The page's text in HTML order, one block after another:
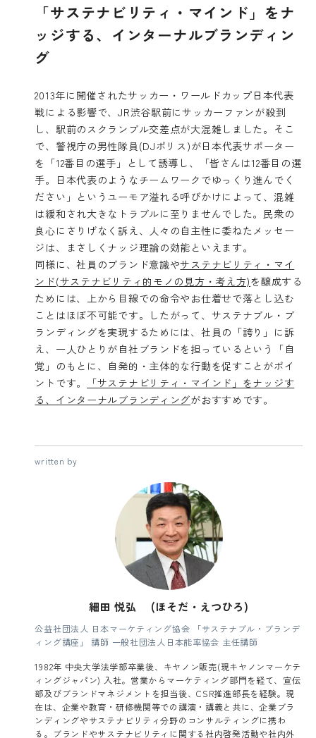
「サステナビリティ・マインド」をナ
ッジする、インターナルブランディン
グ
2013年に開催されたサッカー・ワールドカップ日本代表
戦による影響で、JR渋谷駅前にサッカーファンが殺到
し、駅前のスクランブル交差点が大混雑しました。そこ
で、警視庁の男性隊員(DJポリス)が日本代表サポーター
を「12番目の選手」として誘導し、「皆さんは12番目の選
手。日本代表のようなチームワークでゆっくり進んでく
ださい」というユーモア溢れる呼びかけによって、混雑
は緩和され大きなトラブルに至りませんでした。民衆の
良心にさりげなく訴え、人々の自主性に委ねたメッセー
ジは、まさしくナッジ理論の効能といえます。
同様に、社員のブランド意識やサステナビリティ・マイ
ンド(サステナビリティ的モノの見方・考え方)を醸成する
ためには、上から目線での命令やお仕着せで落とし込む
ことはほぼ不可能です。したがって、サステナブル・ブ
ランディングを実現するためには、社員の「誇り」に訴
え、一人ひとりが自社ブランドを担っているという「自
覚」のもとに、自発的・主体的な行動を促すことがポイ
ントです。
「サステナビリティ・マインド」をナッジす
る、インターナルブランディングがおすすめです。
written by
細田 悦弘 (ほそだ・えつひろ)
公益社団法人 日本マーケティング協会 「サステナブル・ブランデ
ィング講座」 講師 一般社団法人日本能率協会 主任講師
1982年 中央大学法学部卒業後、キヤノン販売(現キヤノンマーケテ
ィングジャパン) 入社。営業からマーケティング部門を経て、宣伝
部及びブランドマネジメントを担当後、CSR推進部長を経験。現
在は、企業や教育・研修機関等での講演・講義と共に、企業ブラ
ンディングやサステナビリティ分野のコンサルティングに携わ
る。ブランドやサステナビリティに関する社内啓発活動や社内外